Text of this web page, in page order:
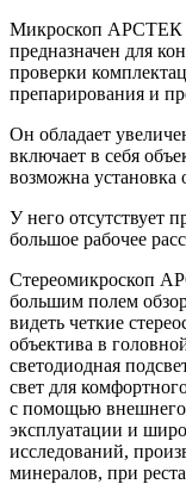
Микроскоп АРСТЕК
предназначен для
проверки
препарирования и
Он обладает
включает в себя
возможна установка
У него отсутствует
большое рабочее
Стереомикроскоп
большим полем
видеть четкие
объектива в
светодиодная
свет для
с помощью
эксплуатации и
исследований,
минералов, при